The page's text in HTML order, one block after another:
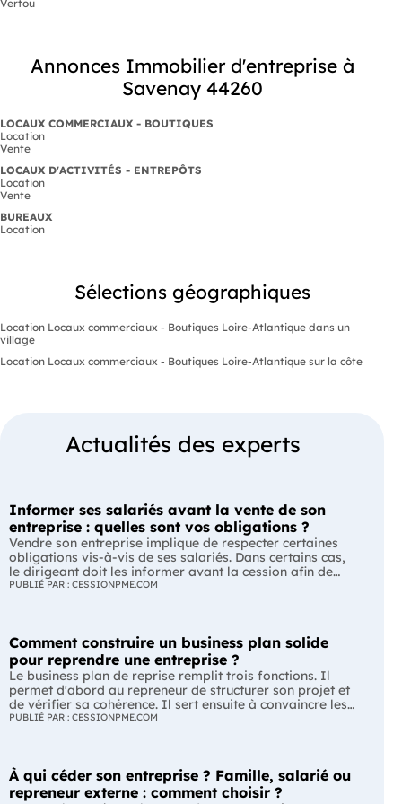
Vertou
Annonces Immobilier d'entreprise à
Savenay 44260
LOCAUX COMMERCIAUX - BOUTIQUES
Location
Vente
LOCAUX D'ACTIVITÉS - ENTREPÔTS
Location
Vente
BUREAUX
Location
Sélections géographiques
Location Locaux commerciaux - Boutiques Loire-Atlantique dans un
village
Location Locaux commerciaux - Boutiques Loire-Atlantique sur la côte
Actualités des experts
Informer ses salariés avant la vente de son
entreprise : quelles sont vos obligations ?
Vendre son entreprise implique de respecter certaines
obligations vis-à-vis de ses salariés. Dans certains cas,
le dirigeant doit les informer avant la cession afin de
leur permettre, s'ils le souhaitent, de présenter une offre
L'essentiel Les entreprises de moins de 250 salariés sont
soumises, dans certains cas, à une obligation
d'information préalable des salariés. Cette obligation
concerne la vente d'un fonds de commerce ou la cession
de la majorité des titres d'une société. Le délai
d'information varie selon la taille de l'entreprise. Les
L'obligation d'information concerne uniquement
certaines entreprises et certaines opérations de cession.
PUBLIÉ PAR : CESSIONPME.COM
Comment construire un business plan solide
pour reprendre une entreprise ?
Le business plan de reprise remplit trois fonctions. Il
permet d'abord au repreneur de structurer son projet et
de vérifier sa cohérence. Il sert ensuite à convaincre les
banques et les partenaires financiers de l'accompagner.
consiste pas à reprendre les anciens comptes de
l'entreprise. Il explique comment l'entreprise évoluera
PUBLIÉ PAR : CESSIONPME.COM
À qui céder son entreprise ? Famille, salarié ou
repreneur externe : comment choisir ?